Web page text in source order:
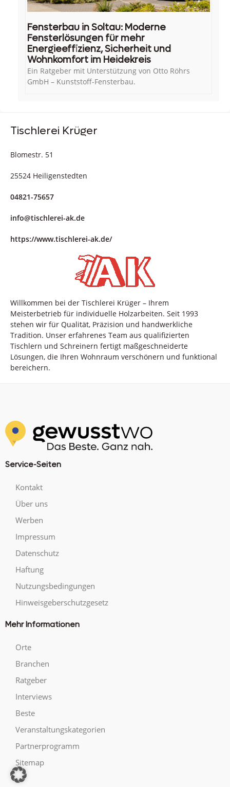
Fensterbau in Soltau: Moderne
Fensterlösungen für mehr
Energieeffizienz, Sicherheit und
Wohnkomfort im Heidekreis
Ein Ratgeber mit Unterstützung von Otto Röhrs
GmbH – Kunststoff-Fensterbau.
Tischlerei Krüger
Blomestr. 51
25524 Heiligenstedten
04821-75657
info@tischlerei-ak.de
https://www.tischlerei-ak.de/
Willkommen bei der Tischlerei Krüger – Ihrem
Meisterbetrieb für individuelle Holzarbeiten. Seit 1993
stehen wir für Qualität, Präzision und handwerkliche
Tradition. Unser erfahrenes Team aus qualifizierten
Tischlern und Schreinern fertigt maßgeschneiderte
Lösungen, die Ihren Wohnraum verschönern und funktional
bereichern.
Service-Seiten
Kontakt
Über uns
Werben
Impressum
Datenschutz
Haftung
Nutzungsbedingungen
Hinweisgeberschutzgesetz
Mehr Informationen
Orte
Branchen
Ratgeber
Interviews
Beste
Veranstaltungskategorien
Partnerprogramm
Sitemap